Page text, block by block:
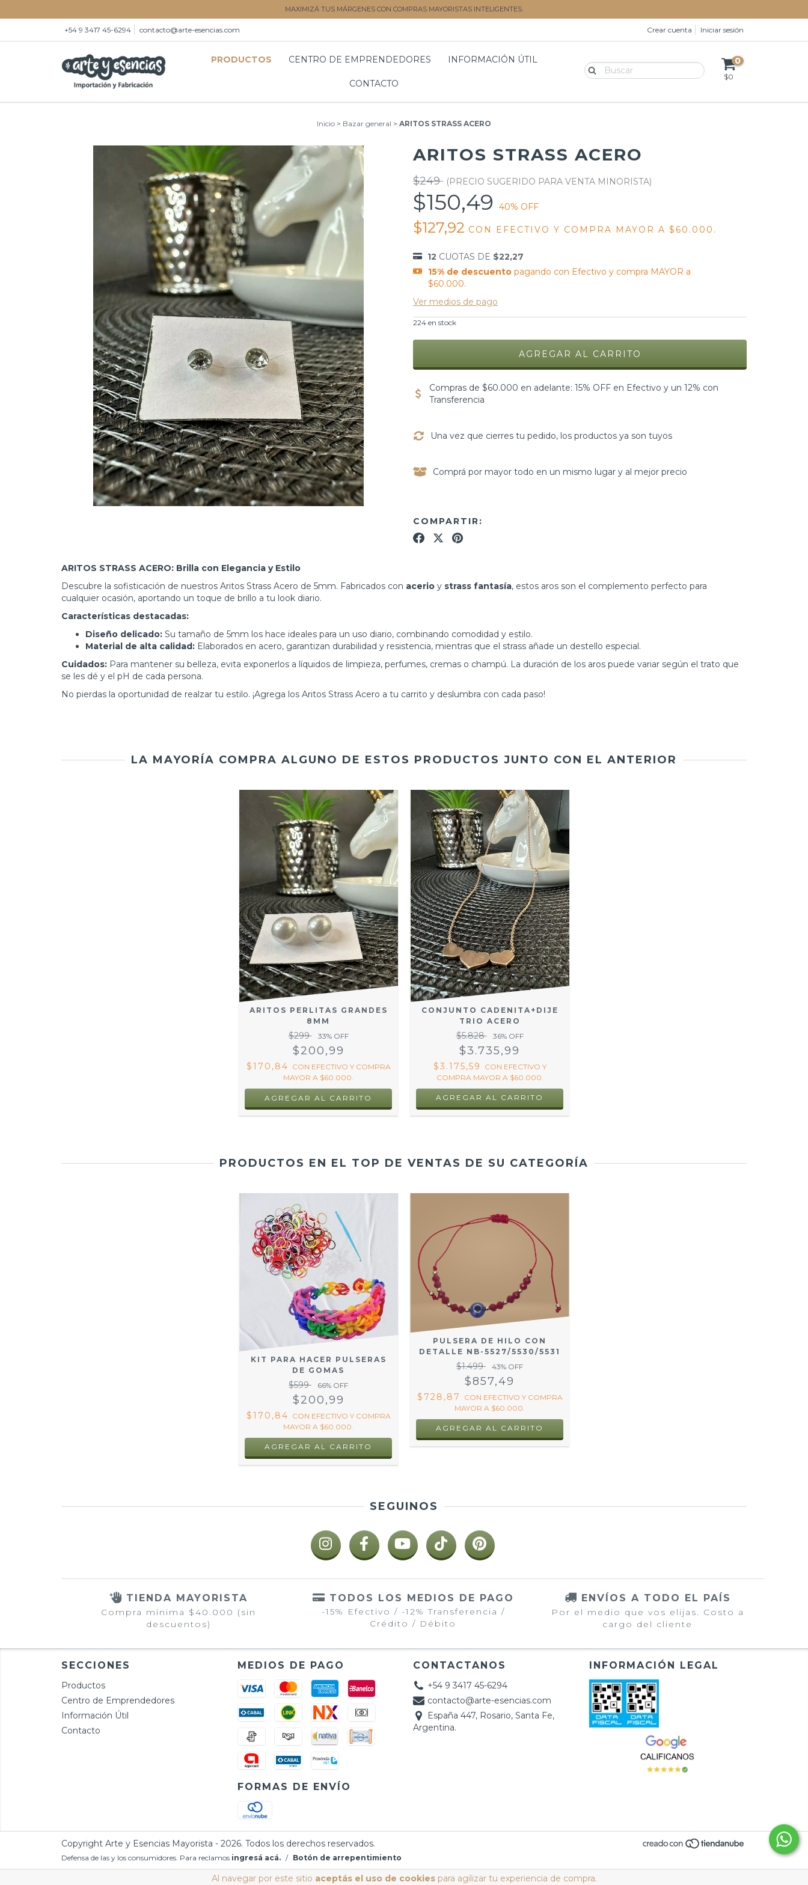
Al navegar por este sitio aceptás el uso de cookiespara agilizar tu experiencia de compra.
MAXIMIZÁ TUS MÁRGENES CON COMPRAS MAYORISTAS INTELIGENTES.
+54 9 3417 45-6294 contacto@arte-esencias.com Crear cuenta Iniciar sesión
PRODUCTOS CENTRO DE EMPRENDEDORES INFORMACIÓN ÚTIL
CONTACTO
0
$0
Inicio > Bazar general > ARITOS STRASS ACERO
ARITOS STRASS ACERO
$249
$150,49 40% OFF
$127,92 CON EFECTIVO Y COMPRA MAYOR A $60.000.
12 CUOTAS DE $22,27
15% de descuentopagando con Efectivo y compra MAYOR a
$60.000.
Ver medios de pago
224 en stock
Compras de $60.000 en adelante: 15% OFF en Efectivo y un 12% con
Transferencia
Una vez que cierres tu pedido, los productos ya son tuyos
Comprá por mayor todo en un mismo lugar y al mejor precio
COMPARTIR:
ARITOS STRASS ACERO: Brilla con Elegancia y Estilo
Descubre la sofisticación de nuestros Aritos Strass Acero de 5mm. Fabricados con acerio y strass fantasía, estos aros son el complemento perfecto para
cualquier ocasión, aportando un toque de brillo a tu look diario.
Características destacadas:
Diseño delicado: Su tamaño de 5mm los hace ideales para un uso diario, combinando comodidad y estilo.
Material de alta calidad: Elaborados en acero, garantizan durabilidad y resistencia, mientras que el strass añade un destello especial.
Cuidados: Para mantener su belleza, evita exponerlos a líquidos de limpieza, perfumes, cremas o champú. La duración de los aros puede variar según el trato que
se les dé y el pH de cada persona.
No pierdas la oportunidad de realzar tu estilo. ¡Agrega los Aritos Strass Acero a tu carrito y deslumbra con cada paso!
LA MAYORÍA COMPRA ALGUNO DE ESTOS PRODUCTOS JUNTO CON EL ANTERIOR
ARITOS PERLITAS GRANDES
8MM
$299 33% OFF
$200,99
$170,84 CON EFECTIVO Y COMPRA
MAYOR A $60.000.
CONJUNTO CADENITA+DIJE
TRIO ACERO
$5.828 36% OFF
$3.735,99
$3.175,59 CON EFECTIVO Y
COMPRA MAYOR A $60.000.
AGREGAR AL CARRITO
PRODUCTOS EN EL TOP DE VENTAS DE SU CATEGORÍA
KIT PARA HACER PULSERAS
DE GOMAS
$599 66% OFF
$200,99
$170,84 CON EFECTIVO Y COMPRA
MAYOR A $60.000.
PULSERA DE HILO CON
DETALLE NB-5527/5530/5531
$1.499 43% OFF
$857,49
$728,87 CON EFECTIVO Y COMPRA
MAYOR A $60.000.
AGREGAR AL CARRITO
SEGUINOS
TIENDA MAYORISTA
Compra mínima $40.000 (sin
descuentos)
TODOS LOS MEDIOS DE PAGO
-15% Efectivo / -12% Transferencia /
Crédito / Débito
ENVÍOS A TODO EL PAÍS
Por el medio que vos elijas. Costo a
cargo del cliente
SECCIONES
Productos
Centro de Emprendedores
Información Útil
Contacto
MEDIOS DE PAGO
FORMAS DE ENVÍO
CONTACTANOS
+54 9 3417 45-6294
contacto@arte-esencias.com
España 447, Rosario, Santa Fe,
Argentina.
INFORMACIÓN LEGAL
Copyright Arte y Esencias Mayorista - 2026. Todos los derechos reservados.
Defensa de las y los consumidores. Para reclamos ingresá acá. / Botón de arrepentimiento